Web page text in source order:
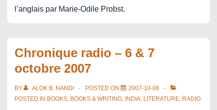
l’anglais par Marie-Odile Probst.
Chronique radio – 6 & 7
octobre 2007
BY ALOK B. NANDI POSTED ON
2007-10-06
POSTED IN BOOKS, BOOKS & WRITING, INDIA, LITERATURE, RADIO